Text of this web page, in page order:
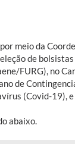
meio da
de
FURG), no
de
(Covid-19),
abaixo.